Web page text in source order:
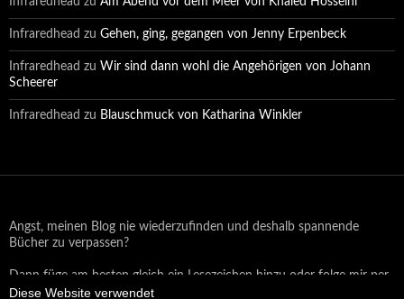
Diese Website verwendet
Infraredhead zu Gehen, ging, gegangen von Jenny Erpenbeck
Infraredhead zu Wir sind dann wohl die Angehörigen von Johann
Scheerer
Infraredhead zu Blauschmuck von Katharina Winkler
Angst, meinen Blog nie wiederzufinden und deshalb spannende
Bücher zu verpassen?
Dann füge am besten gleich ein Lesezeichen hinzu oder folge mir per
Email oder auf Facebook!